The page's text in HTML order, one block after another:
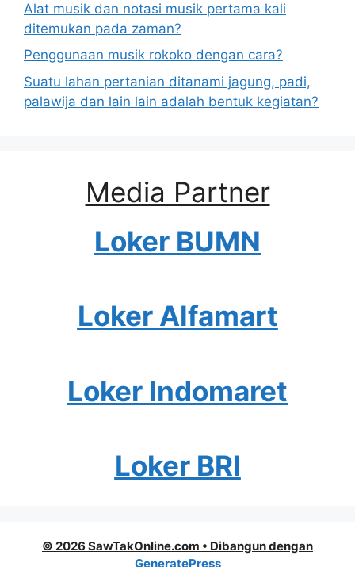
Alat musik dan notasi musik pertama kali
ditemukan pada zaman?
Penggunaan musik rokoko dengan cara?
Suatu lahan pertanian ditanami jagung, padi,
palawija dan lain lain adalah bentuk kegiatan?
Media Partner
Loker BUMN
Loker Alfamart
Loker Indomaret
Loker BRI
© 2026 SawTakOnline.com • Dibangun dengan
GeneratePress